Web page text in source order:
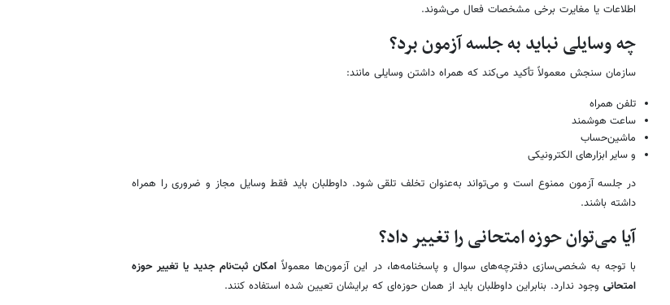
اطلاعات یا مغایرت برخی مشخصات فعال می‌شوند.
چه وسایلی نباید به جلسه آزمون برد؟
سازمان سنجش معمولاً تأکید می‌کند که همراه داشتن وسایلی مانند:
تلفن همراه
ساعت هوشمند
ماشین‌حساب
و سایر ابزارهای الکترونیکی
در جلسه آزمون ممنوع است و می‌تواند به‌عنوان تخلف تلقی شود. داوطلبان باید فقط وسایل مجاز و ضروری را همراه
داشته باشند.
آیا می‌توان حوزه امتحانی را تغییر داد؟
با توجه به شخصی‌سازی دفترچه‌های سوال و پاسخنامه‌ها، در این آزمون‌ها معمولاً امکان ثبت‌نام جدید یا تغییر حوزه
امتحانی وجود ندارد. بنابراین داوطلبان باید از همان حوزه‌ای که برایشان تعیین شده استفاده کنند.